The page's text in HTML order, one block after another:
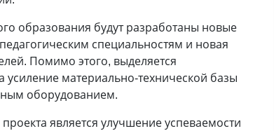
образования будут разработаны новые
специальностям и новая
Помимо этого, выделяется
материально-технической базы
оборудованием.
является улучшение успеваемости